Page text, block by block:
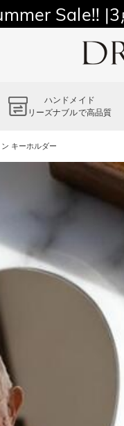
11,700
Sale!!
ハンドメイド
リーズナブルで高品質
キーホルダー